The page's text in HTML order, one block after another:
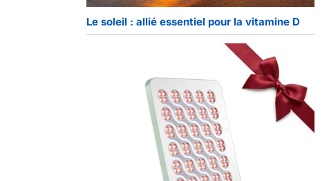
Le soleil : allié essentiel pour la vitamine D